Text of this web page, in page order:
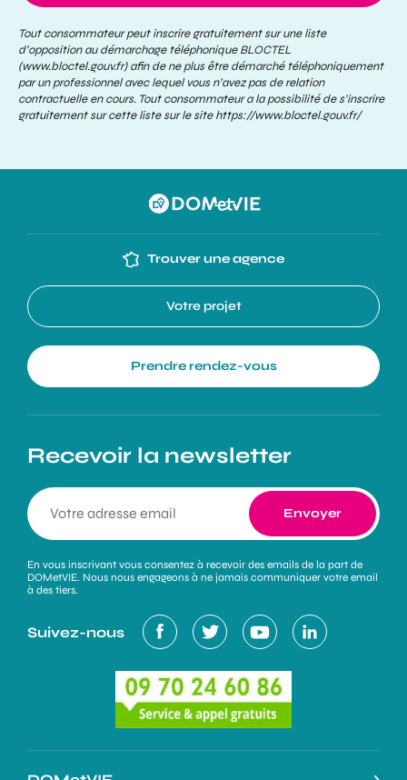
Tout consommateur peut inscrire gratuitement sur une liste
d’opposition au démarchage téléphonique BLOCTEL
(www.bloctel.gouv.fr) afin de ne plus être démarché téléphoniquement
par un professionnel avec lequel vous n’avez pas de relation
contractuelle en cours. Tout consommateur a la possibilité de s’inscrire
gratuitement sur cette liste sur le sitehttps://www.bloctel.gouv.fr/
Trouver une agence
Votre projet
Prendre rendez-vous
Recevoir la newsletter
En vous inscrivant vous consentez à recevoir des emails de la part de
DOMetVIE. Nous nous engageons à ne jamais communiquer votre email
à des tiers.
Suivez-nous